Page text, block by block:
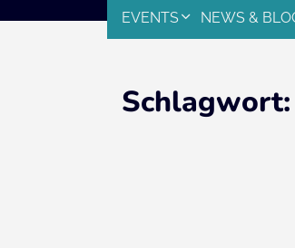
EVENTS NEWS &
Schlagwort: